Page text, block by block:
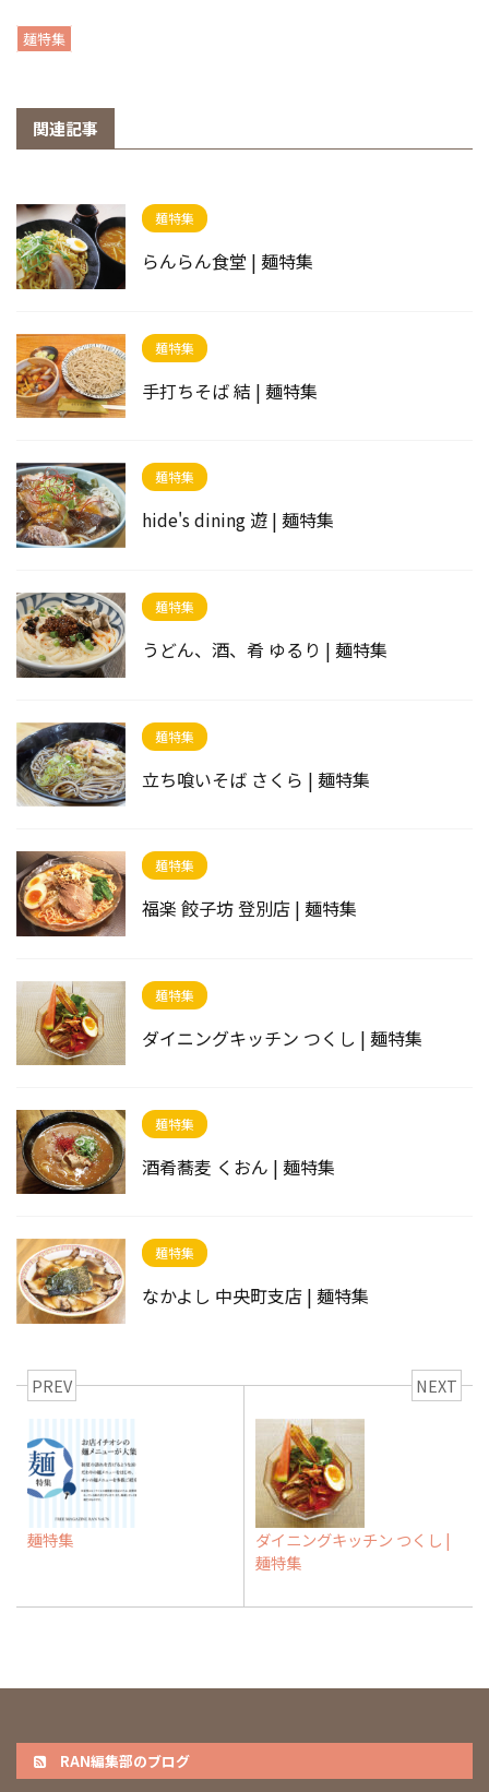
麺特集
関連記事
麺特集
らんらん食堂 | 麺特集
麺特集
手打ちそば 結 | 麺特集
麺特集
hide's dining 遊 | 麺特集
麺特集
うどん、酒、肴 ゆるり | 麺特集
麺特集
立ち喰いそば さくら | 麺特集
麺特集
福楽 餃子坊 登別店 | 麺特集
麺特集
ダイニングキッチン つくし | 麺特集
麺特集
酒肴蕎麦 くおん | 麺特集
麺特集
なかよし 中央町支店 | 麺特集
PREV
麺特集
NEXT
ダイニングキッチン つくし |
麺特集
RAN編集部のブログ